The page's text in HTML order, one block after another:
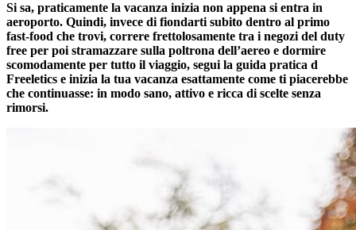
Si sa, praticamente la vacanza inizia non appena si entra in
aeroporto. Quindi, invece di fiondarti subito dentro al primo
fast-food che trovi, correre frettolosamente tra i negozi del duty
free per poi stramazzare sulla poltrona dell’aereo e dormire
scomodamente per tutto il viaggio, segui la guida pratica d
Freeletics e inizia la tua vacanza esattamente come ti piacerebbe
che continuasse: in modo sano, attivo e ricca di scelte senza
rimorsi.